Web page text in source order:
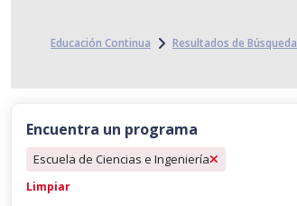
Educación Continua Resultados de Búsqueda
Encuentra un programa
Escuela de Ciencias e Ingeniería
Limpiar